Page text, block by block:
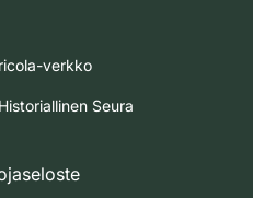
verkko
Seura